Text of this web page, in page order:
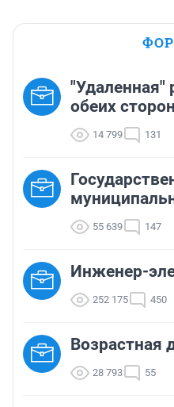
"Удаленная"
обеих
14 799 131
55 639 147
Инженер-
252 175 450
Возрастная
28 793 55